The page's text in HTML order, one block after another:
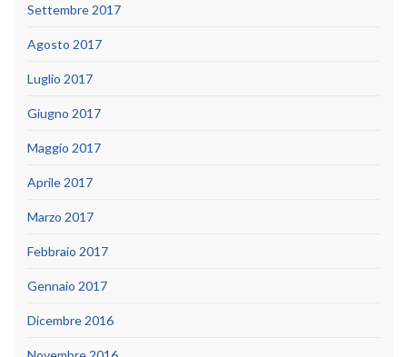
Settembre 2017
Agosto 2017
Luglio 2017
Giugno 2017
Maggio 2017
Aprile 2017
Marzo 2017
Febbraio 2017
Gennaio 2017
Dicembre 2016